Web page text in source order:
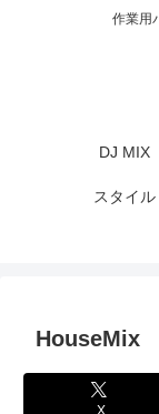
作業用
DJ MIX
スタイル
HouseMix
X